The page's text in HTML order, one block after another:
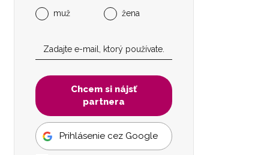
muž
žena
Chcem si nájsť
partnera
Prihlásenie cez Google